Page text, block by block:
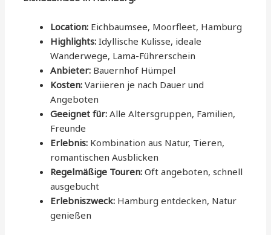
Location: Eichbaumsee, Moorfleet, Hamburg
Highlights: Idyllische Kulisse, ideale
Wanderwege, Lama-Führerschein
Anbieter: Bauernhof Hümpel
Kosten: Variieren je nach Dauer und
Angeboten
Geeignet für: Alle Altersgruppen, Familien,
Freunde
Erlebnis: Kombination aus Natur, Tieren,
romantischen Ausblicken
Regelmäßige Touren: Oft angeboten, schnell
ausgebucht
Erlebniszweck: Hamburg entdecken, Natur
genießen